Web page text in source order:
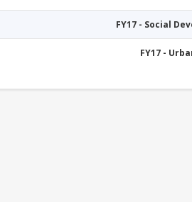
FY17 - Social
FY17 -